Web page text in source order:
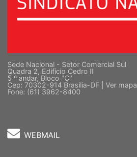
Sede Nacional - Setor Comercial Sul
Quadra 2, Edifício Cedro II
5 º andar, Bloco "C"
Cep: 70302-914 Brasília-DF | Ver mapa
Fone: (61) 3962-8400
WEBMAIL